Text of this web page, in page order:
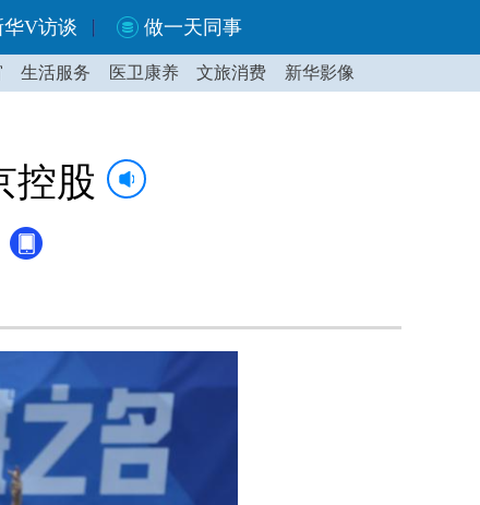
华V访谈 做一天同事
生活服务 医卫康养 文旅消费 新华影像
控股